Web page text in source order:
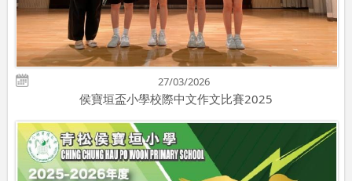
27/03/2026
侯寶垣盃小學校際中文作文比賽2025